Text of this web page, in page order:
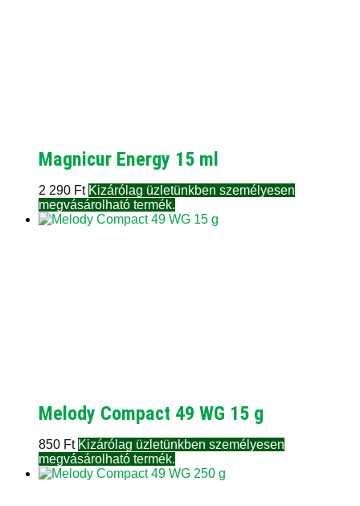
Magnicur Energy 15 ml
2 290 Ft Kizárólag üzletünkben személyesen
megvásárolható termék.
Melody Compact 49 WG 15 g
850 Ft Kizárólag üzletünkben személyesen
megvásárolható termék.